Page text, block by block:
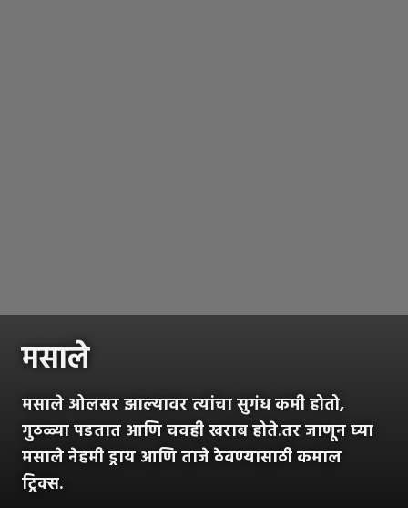
मसाले
मसाले ओलसर झाल्यावर त्यांचा सुगंध कमी होतो,
गुठळ्या पडतात आणि चवही खराब होते.तर जाणून घ्या
मसाले नेहमी ड्राय आणि ताजे ठेवण्यासाठी कमाल
ट्रिक्स.